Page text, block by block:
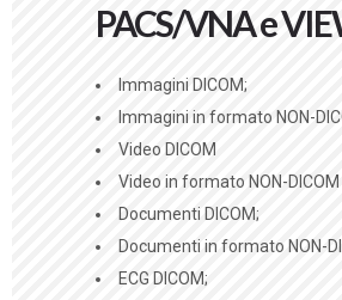
PACS/VNA e
Immagini DICOM;
Immagini in formato NON-
Video DICOM
Video in formato NON-DICOM
Documenti DICOM;
Documenti in formato NON-
ECG DICOM;